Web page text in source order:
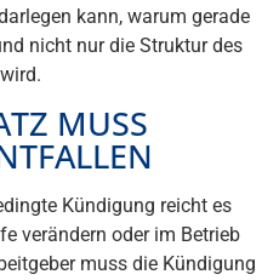
kann, warum gerade
nicht nur die Struktur des
MUSS
Kündigung reicht es
verändern oder im Betrieb
muss die Kündigung